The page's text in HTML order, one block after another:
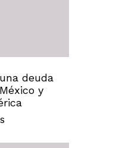
deuda
y